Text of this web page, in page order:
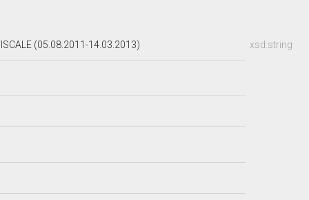
xsd:string
(05.08.2011-14.03.2013)